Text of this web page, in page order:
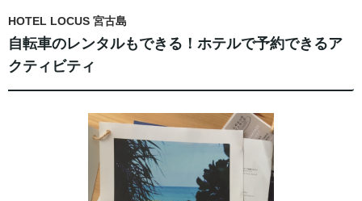
HOTEL LOCUS 宮古島
自転車のレンタルもできる！ホテルで予約できるア
クティビティ